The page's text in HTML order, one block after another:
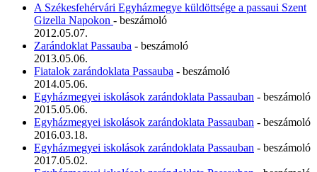
A Székesfehérvári Egyházmegye küldöttsége a passaui Szent
Gizella Napokon - beszámoló
2012.05.07.
Zarándoklat Passauba - beszámoló
2013.05.06.
Fiatalok zarándoklata Passauba - beszámoló
2014.05.06.
Egyházmegyei iskolások zarándoklata Passauban - beszámoló
2015.05.06.
Egyházmegyei iskolások zarándoklata Passauban - beszámoló
2016.03.18.
Egyházmegyei iskolások zarándoklata Passauban - beszámoló
2017.05.02.